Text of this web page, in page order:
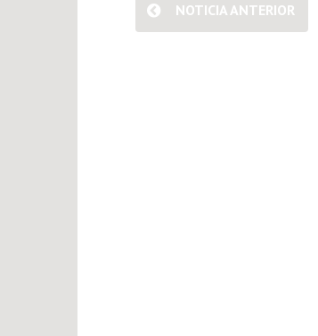
NOTICIA ANTERIOR